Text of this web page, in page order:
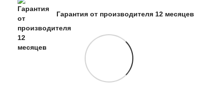
Гарантия от производителя 12 месяцев